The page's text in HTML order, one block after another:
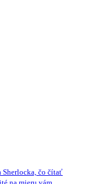
Sherlocka, čo čítať